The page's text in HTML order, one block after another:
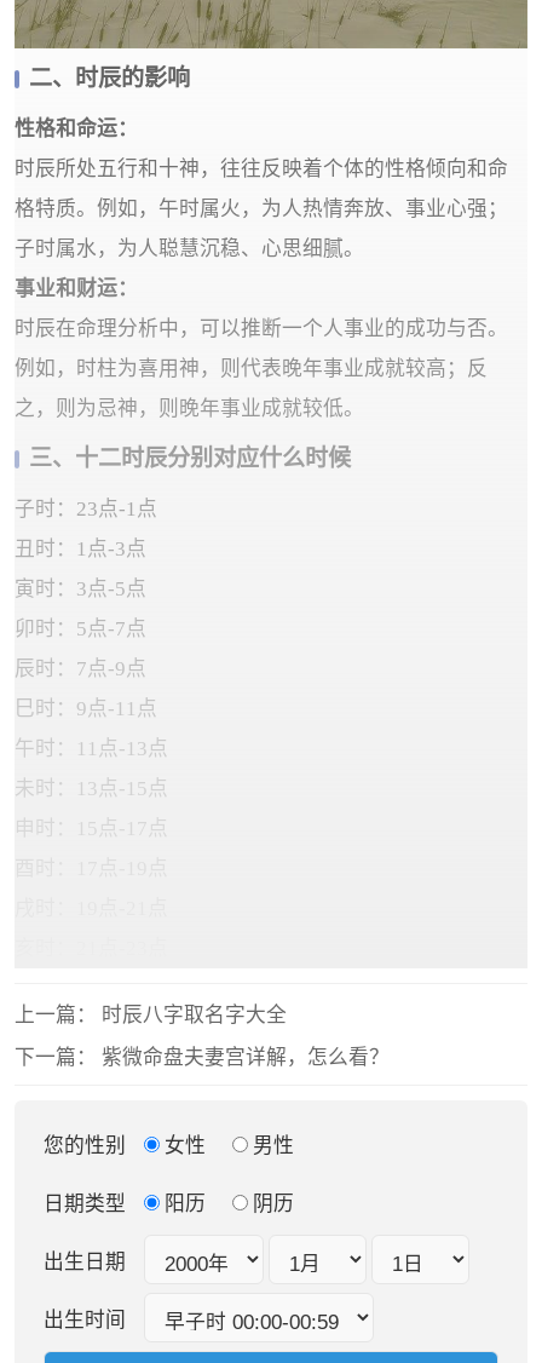
二、时辰的影响
性格和命运‌：
时辰所处五行和十神，往往反映着个体的性格倾向和命
格特质。例如，午时属火，为人热情奔放、事业心强；
子时属水，为人聪慧沉稳、心思细腻。
‌事业和财运‌：
时辰在命理分析中，可以推断一个人事业的成功与否。
例如，时柱为喜用神，则代表晚年事业成就较高；反
之，则为忌神，则晚年事业成就较低。
‌三、十二时辰分别对应什么时候
子时：23点-1点
丑时：1点-3点
寅时：3点-5点
卯时：5点-7点
辰时：7点-9点
巳时：9点-11点
午时：11点-13点
未时：13点-15点
申时：15点-17点
上一篇：
时辰八字取名字大全
下一篇： 紫微命盘夫妻宫详解，怎么看？
您的性别 女性 男性
日期类型 阳历 阴历
出生日期
出生时间